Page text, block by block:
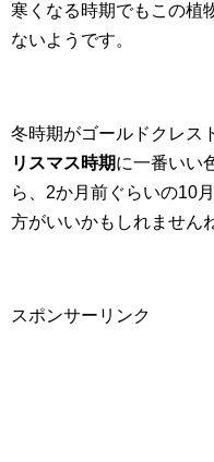
寒くなる時期でもこの植
ないようです。
冬時期がゴールドクレス
リスマス時期に一番いい
ら、2か月前ぐらいの10
方がいいかもしれません
スポンサーリンク